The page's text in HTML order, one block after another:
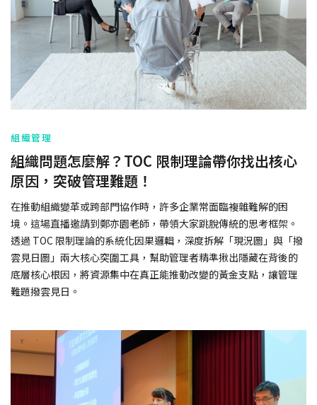
組織管理
組織問題怎麼解？TOC 限制理論帶你找出核心
原因，突破管理難題！
在推動組織變革或跨部門協作時，許多企業常面臨複雜難解的困
境。這場直播邀請到鄭亦園老師，帶領大家跳脫傳統的思考框架。
透過 TOC 限制理論的系統化因果邏輯，深度拆解「現況圖」與「撥
雲見日圖」兩大核心突圍工具，幫助管理者精準揪出隱藏在背後的
底層核心根因，將資源集中在真正能推動改變的黃金支點，讓管理
難題撥雲見日。